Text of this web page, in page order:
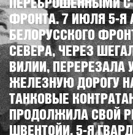
ФРОНТА. 7 ИЮЛЯ 5-Я
БЕЛОРУССКОГО
СЕВЕРА, ЧЕРЕЗ
ВИЛИИ, ПЕРЕРЕЗАЛА
ЖЕЛЕЗНУЮ ДОРОГУ
ТАНКОВЫЕ
ПРОДОЛЖИЛА СВОЙ
ШВЕНТОЙИ. 5-Я